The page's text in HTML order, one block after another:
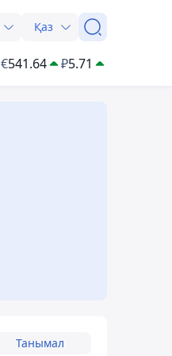
Қаз
€541.64 ₽5.71
Танымал